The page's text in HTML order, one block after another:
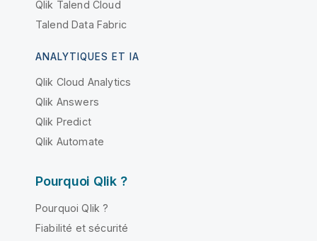
Qlik Talend Cloud
Talend Data Fabric
ANALYTIQUES ET IA
Qlik Cloud Analytics
Qlik Answers
Qlik Predict
Qlik Automate
Pourquoi Qlik ?
Pourquoi Qlik ?
Fiabilité et sécurité